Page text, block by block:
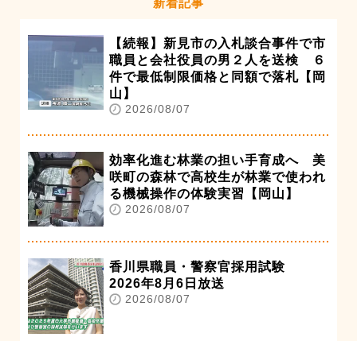
【続報】新見市の入札談合事件で市
職員と会社役員の男２人を送検 ６
件で最低制限価格と同額で落札【岡
山】
2026/08/07
効率化進む林業の担い手育成へ 美
咲町の森林で高校生が林業で使われ
る機械操作の体験実習【岡山】
2026/08/07
香川県職員・警察官採用試験
2026年8月6日放送
2026/08/07